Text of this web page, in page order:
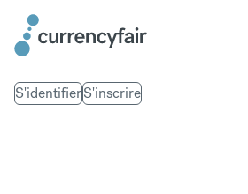
S'identifierS'inscrire